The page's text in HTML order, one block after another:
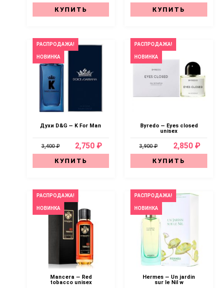
КУПИТЬ КУПИТЬ
РАСПРОДАЖА!
НОВИНКА
Духи D&G — K For Man
3,400 ₽ 2,750 ₽
КУПИТЬ
РАСПРОДАЖА!
НОВИНКА
Byredo — Eyes closed
unisex
3,900 ₽ 2,850 ₽
КУПИТЬ
РАСПРОДАЖА!
НОВИНКА
Mancera — Red
tobacco unisex
РАСПРОДАЖА!
НОВИНКА
Hermes — Un jardin
sur le Nil w